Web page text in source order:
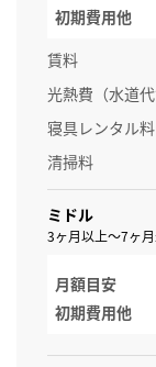
初期費用他
賃料
光熱費（水道代
寝具レンタル料
清掃料
ミドル
3ヶ月以上～7ヶ
月額目安
初期費用他